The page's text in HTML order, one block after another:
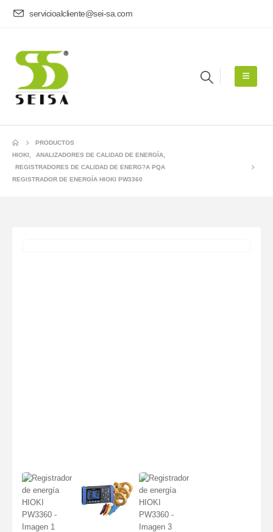
servicioalcliente@sei-sa.com
PRODUCTOS
HIOKI
ANALIZADORES DE CALIDAD DE ENERGÍA
REGISTRADORES DE CALIDAD DE ENERG?A PQA
REGISTRADOR DE ENERGÍA HIOKI PW3360